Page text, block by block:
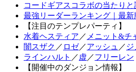
コードギアスコラボの当たりと
最強リーダーランキング｜最新
【注目のテンプレパーティ】
水着ヘスティア ／ メニット&チ
闇スザク ／ ロゼ／アッシュ ／ ジ
ラインハルト ／ 虚 ／フリーレン
【開催中のダンジョン情報】